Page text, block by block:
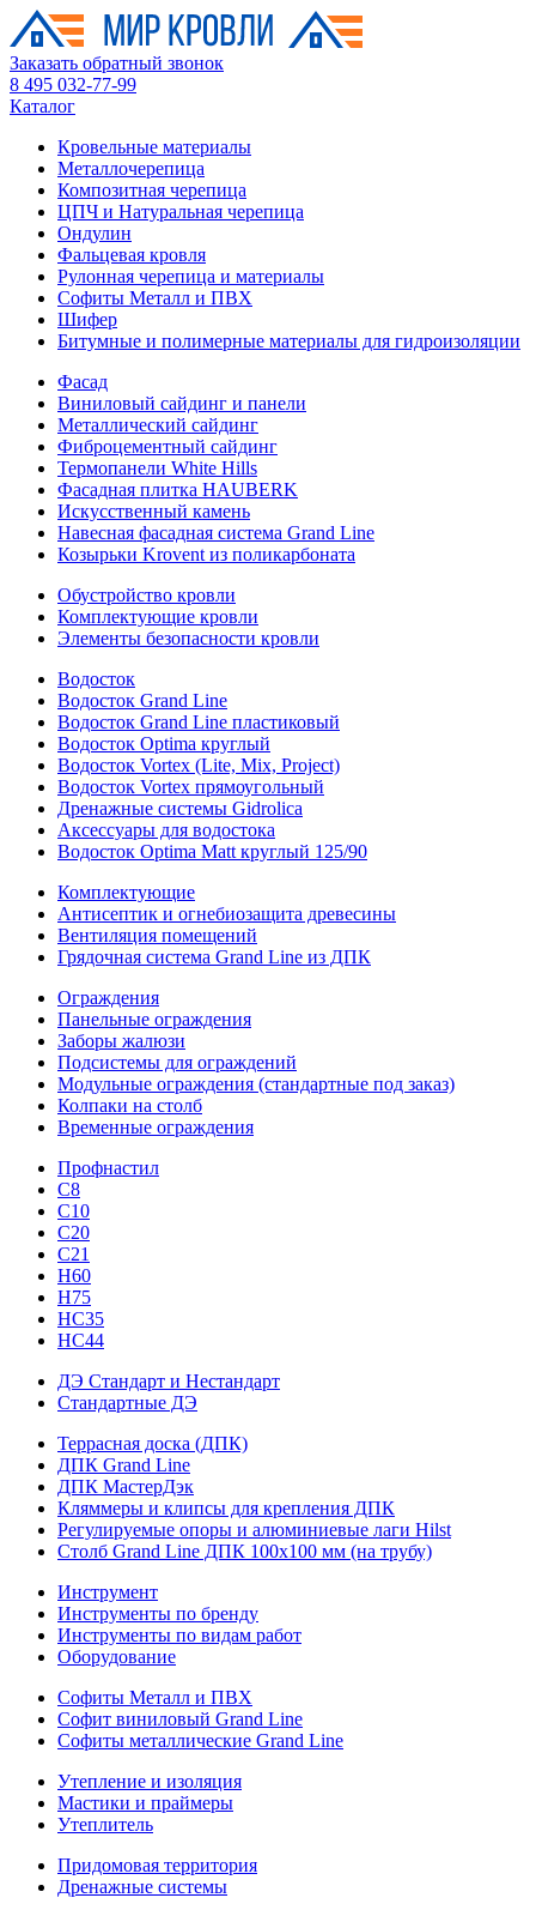
Заказать обратный звонок
8 495 032-77-99
Каталог
Кровельные материалы
Металлочерепица
Композитная черепица
ЦПЧ и Натуральная черепица
Ондулин
Фальцевая кровля
Рулонная черепица и материалы
Софиты Металл и ПВХ
Шифер
Битумные и полимерные материалы для гидроизоляции
Фасад
Виниловый сайдинг и панели
Металлический сайдинг
Фиброцементный сайдинг
Термопанели White Hills
Фасадная плитка HAUBERK
Искусственный камень
Навесная фасадная система Grand Line
Козырьки Krovent из поликарбоната
Обустройство кровли
Комплектующие кровли
Элементы безопасности кровли
Водосток
Водосток Grand Line
Водосток Grand Line пластиковый
Водосток Optima круглый
Водосток Vortex (Lite, Mix, Project)
Водосток Vortex прямоугольный
Дренажные системы Gidrolica
Аксессуары для водостока
Водосток Optima Matt круглый 125/90
Комплектующие
Антисептик и огнебиозащита древесины
Вентиляция помещений
Грядочная система Grand Line из ДПК
Ограждения
Панельные ограждения
Заборы жалюзи
Подсистемы для ограждений
Модульные ограждения (стандартные под заказ)
Колпаки на столб
Временные ограждения
Профнастил
С8
С10
С20
С21
H60
H75
HС35
НС44
ДЭ Стандарт и Нестандарт
Стандартные ДЭ
Террасная доска (ДПК)
ДПК Grand Line
ДПК МастерДэк
Кляммеры и клипсы для крепления ДПК
Регулируемые опоры и алюминиевые лаги Hilst
Столб Grand Line ДПК 100х100 мм (на трубу)
Инструмент
Инструменты по бренду
Инструменты по видам работ
Оборудование
Софиты Металл и ПВХ
Софит виниловый Grand Line
Софиты металлические Grand Line
Утепление и изоляция
Мастики и праймеры
Утеплитель
Придомовая территория
Дренажные системы